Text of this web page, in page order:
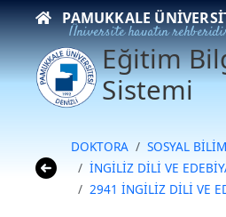
PAMUKKALE
Üniversite hayatın
Eğitim
Sistemi
DOKTORA
SOSYAL
İNGİLİZ DİLİ VE
2941 İNGİLİZ DİLİ VE